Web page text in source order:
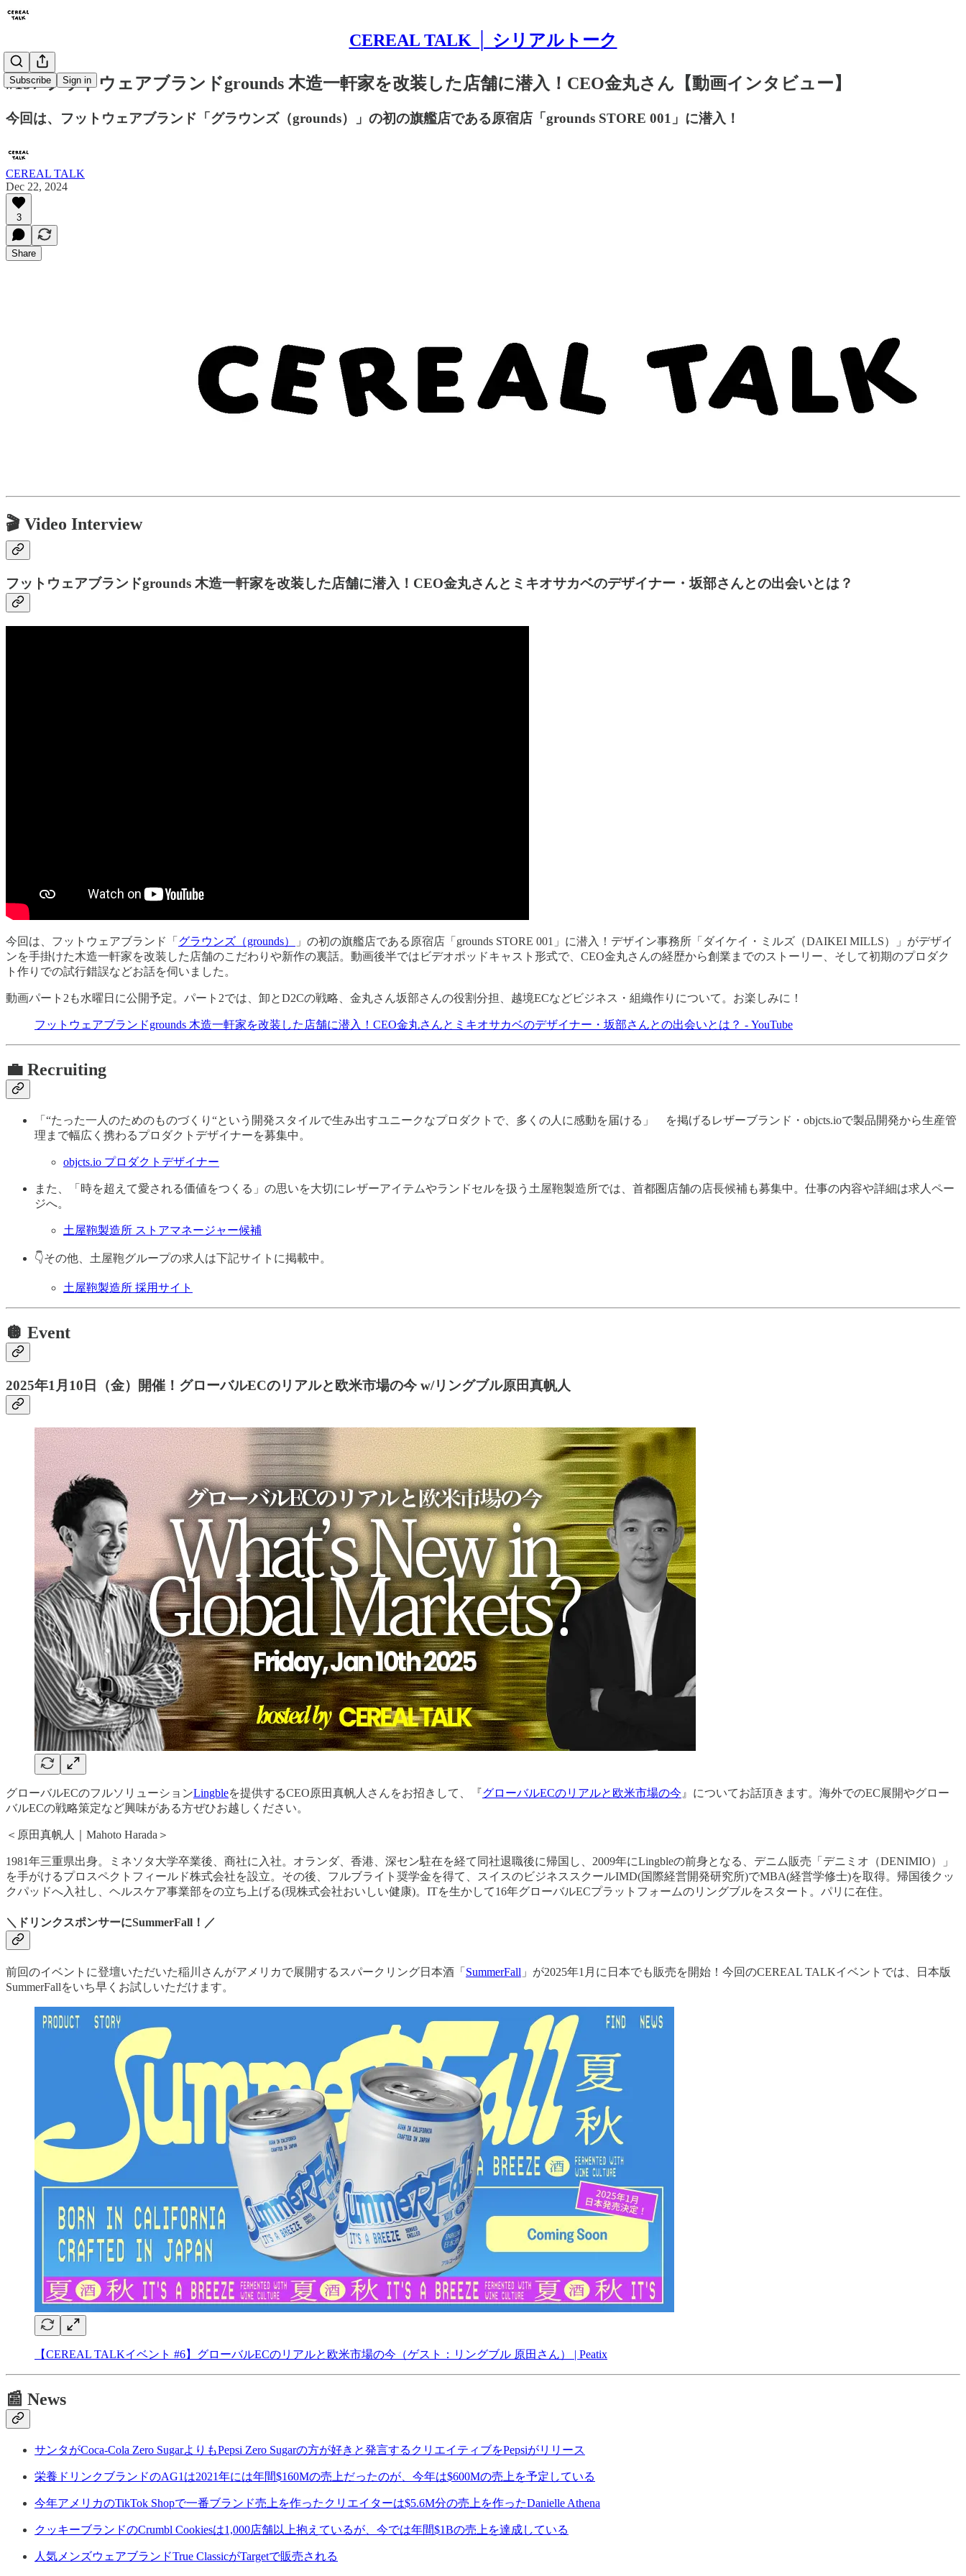
CEREAL TALK │ シリアルトーク
Subscribe Sign in
#197 フットウェアブランドgrounds 木造一軒家を改装した店舗に潜入！CEO金丸さん【動画インタビュー】
今回は、フットウェアブランド「グラウンズ（grounds）」の初の旗艦店である原宿店「grounds STORE 001」に潜入！
CEREAL TALK
Dec 22, 2024
3
Share
🎬 Video Interview
フットウェアブランドgrounds 木造一軒家を改装した店舗に潜入！CEO金丸さんとミキオサカベのデザイナー・坂部さんとの出会いとは？
今回は、フットウェアブランド「 グラウンズ（grounds）
」の初の旗艦店である原宿店「grounds STORE 001」に潜入！デザイン事務所「ダイケイ・ミルズ（DAIKEI MILLS）」がデザイ
ンを手掛けた木造一軒家を改装した店舗のこだわりや新作の裏話。動画後半ではビデオポッドキャスト形式で、CEO金丸さんの経歴から創業までのストーリー、そして初期のプロダク
ト作りでの試行錯誤などお話を伺いました。
動画パート2も水曜日に公開予定。パート2では、卸とD2Cの戦略、金丸さん坂部さんの役割分担、越境ECなどビジネス・組織作りについて。お楽しみに！
フットウェアブランドgrounds 木造一軒家を改装した店舗に潜入！CEO金丸さんとミキオサカベのデザイナー・坂部さんとの出会いとは？ - YouTube
💼 Recruiting
「“たった一人のためのものづくり“という開発スタイルで生み出すユニークなプロダクトで、多くの人に感動を届ける」 を掲げるレザーブランド・objcts.ioで製品開発から生産管
理まで幅広く携わるプロダクトデザイナーを募集中。
objcts.io プロダクトデザイナー
また、「時を超えて愛される価値をつくる」の思いを大切にレザーアイテムやランドセルを扱う土屋鞄製造所では、首都圏店舗の店長候補も募集中。仕事の内容や詳細は求人ペー
ジへ。
土屋鞄製造所 ストアマネージャー候補
👇️その他、土屋鞄グループの求人は下記サイトに掲載中。
土屋鞄製造所 採用サイト
🪩 Event
2025年1月10日（金）開催！グローバルECのリアルと欧米市場の今 w/リングブル原田真帆人
グローバルECのフルソリューションLingbleを提供するCEO原田真帆人さんをお招きして、『グローバルECのリアルと欧米市場の今』についてお話頂きます。海外でのEC展開やグロー
バルECの戦略策定など興味がある方ぜひお越しください。
＜原田真帆人｜Mahoto Harada＞
1981年三重県出身。ミネソタ大学卒業後、商社に入社。オランダ、香港、深セン駐在を経て同社退職後に帰国し、2009年にLingbleの前身となる、デニム販売「デニミオ（DENIMIO）」
を手がけるプロスペクトフィールド株式会社を設立。その後、フルブライト奨学金を得て、スイスのビジネススクールIMD(国際経営開発研究所)でMBA(経営学修士)を取得。帰国後クッ
クパッドへ入社し、ヘルスケア事業部をの立ち上げる(現株式会社おいしい健康)。ITを生かして16年グローバルECプラットフォームのリングブルをスタート。パリに在住。
＼ドリンクスポンサーにSummerFall！／
前回のイベントに登壇いただいた稲川さんがアメリカで展開するスパークリング日本酒「 SummerFall 」が2025年1月に日本でも販売を開始！今回のCEREAL TALKイベントでは、日本版
SummerFallをいち早くお試しいただけます。
【CEREAL TALKイベント #6】グローバルECのリアルと欧米市場の今（ゲスト：リングブル 原田さん） | Peatix
📰 News
サンタがCoca-Cola Zero SugarよりもPepsi Zero Sugarの方が好きと発言するクリエイティブをPepsiがリリース
栄養ドリンクブランドのAG1は2021年には年間$160Mの売上だったのが、今年は$600Mの売上を予定している
今年アメリカのTikTok Shopで一番ブランド売上を作ったクリエイターは$5.6M分の売上を作ったDanielle Athena
クッキーブランドのCrumbl Cookiesは1,000店舗以上抱えているが、今では年間$1Bの売上を達成している
人気メンズウェアブランドTrue ClassicがTargetで販売される